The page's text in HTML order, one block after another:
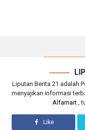
Liputan Berita 21 adalah
menyajikan informasi
Alfamart ,
Like